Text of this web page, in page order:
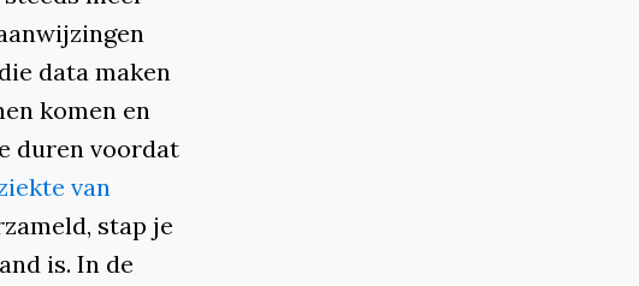
data maken
komen en
duren voordat
van
stap je
is. In de